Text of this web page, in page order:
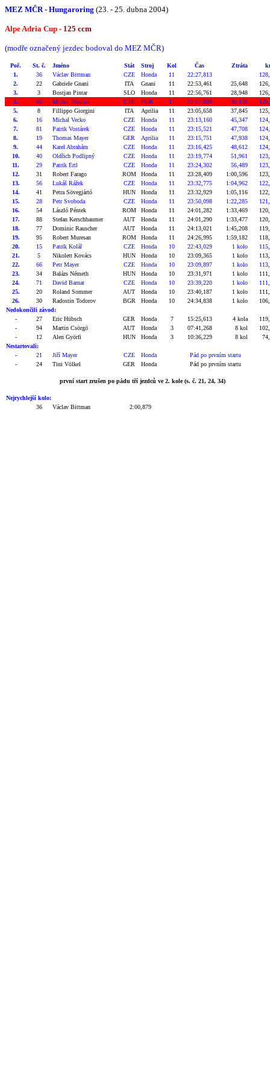
MEZ MČR - Hungaroring (23. - 25. dubna 2004)
Alpe Adria Cup - 125 ccm
(modře označený jezdec bodoval do MEZ MČR)
Poř. St. č. Jméno Stát Stroj Kol Čas Ztráta
1.
36 Václav Bittman CZE Honda 11 22:27,813
2.
22 Gabriele Gnani ITA Gnani 11 22:53,461 25,648
3.
3 Bostjan Pintar SLO Honda 11 22:56,761 28,948
4.
65 Michal Březina CZE FGR 11 22:57,939 30,126
5.
8 Fillippo Giorgini ITA Aprilia 11 23:05,658 37,845
6.
16 Michal Vecko CZE Honda 11 23:13,160 45,347
7.
81 Patrik Vostárek CZE Honda 11 23:15,521 47,708
8.
19 Thomas Mayer GER Aprilia 11 23:15,751 47,938
9.
44 Karel Abrahám CZE Honda 11 23:16,425 48,612
10.
40 Oldřich Podlipný CZE Honda 11 23:19,774 51,961
11.
29 Patrik Ertl CZE Honda 11 23:24,302 56,489
12.
31 Robert Farago ROM Honda 11 23:28,409 1:00,596
13.
56 Lukáš Rážek CZE Honda 11 23:32,775 1:04,962
14.
41 Petra Sövegjártó HUN Honda 11 23:32,929 1:05,116
15.
28 Petr Svoboda CZE Honda 11 23:50,098 1:22,285
16.
54 László Péntek ROM Honda 11 24:01,282 1:33,469
17.
88 Stefan Kerschbaumer AUT Honda 11 24:01,290 1:33,477
18.
77 Dominic Rauscher AUT Honda 11 24:13,021 1:45,208
19.
95 Robert Muresan ROM Honda 11 24:26,995 1:59,182
20.
15 Patrik Kolář CZE Honda 10 22:43,029 1 kolo
21.
5 Nikolett Kovács HUN Honda 10 23:09,365 1 kolo
22.
66 Petr Mayer CZE Honda 10 23:09,897 1 kolo
23.
34 Balázs Németh HUN Honda 10 23:31,971 1 kolo
24.
71 David Barnat CZE Honda 10 23:39,220 1 kolo
25.
20 Roland Sommer AUT Honda 10 23:40,187 1 kolo
26.
30 Radostin Todorov BGR Honda 10 24:34,838 1 kolo
Nedokončili závod:
-
27 Eric Hübsch GER Honda 7 15:25,613 4 kola
-
94 Martin Csörgö AUT Honda 3 07:41,268 8 kol
-
12 Alen Györfi HUN Honda 3 10:36,229 8 kol
Nestartovali:
-
21 Jiří Mayer CZE Honda
Pád po prvním startu
-
24 Tini Völkel GER Honda Pád po prvním startu
první start zrušen po pádu tří jezdců ve 2. kole (s. č. 21, 24, 34)
Nejrychlejší kolo:
36
Václav Bittman 2:00,879